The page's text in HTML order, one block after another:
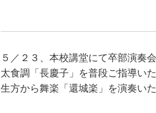
５／２３、本校講堂にて卒部演奏
太食調「長慶子」を普段ご指導い
生方から舞楽「還城楽」を演奏い